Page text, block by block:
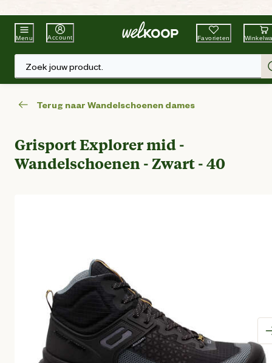
Beste WinkelketenTuin & Dier
Menu Account Favorieten
Zoek jouw product.
Terug naar Wandelschoenen dames
Grisport Explorer mid -
Wandelschoenen - Zwart - 40